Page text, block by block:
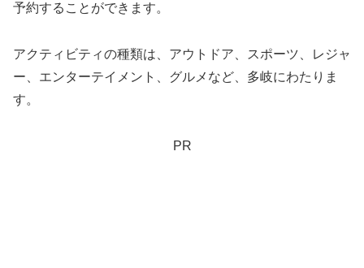
予約することができます。
アクティビティの種類は、アウトドア、スポーツ、レジャ
ー、エンターテイメント、グルメなど、多岐にわたりま
す。
PR